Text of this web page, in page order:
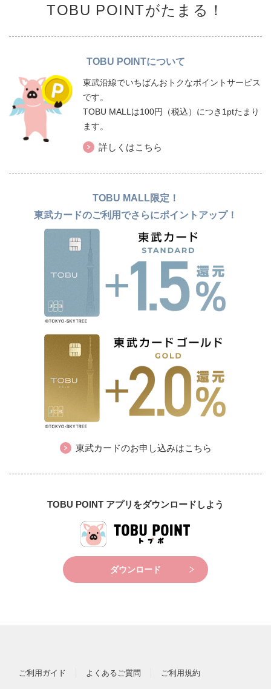
TOBU POINTがたまる！
TOBU POINTについて
東武沿線でいちばんおトクなポイントサービス
です。
TOBU MALLは100円（税込）につき1ptたまり
ます。
詳しくはこちら
TOBU MALL限定！
東武カードのご利用でさらにポイントアップ！
東武カードのお申し込みはこちら
TOBU POINT アプリをダウンロードしよう
ダウンロード
ご利用ガイド よくあるご質問 ご利用規約